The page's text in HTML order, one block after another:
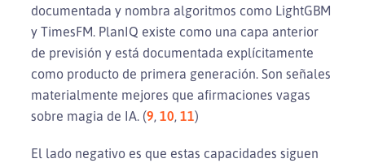
documentada y nombra algoritmos como LightGBM
y TimesFM. PlanIQ existe como una capa anterior
de previsión y está documentada explícitamente
como producto de primera generación. Son señales
materialmente mejores que afirmaciones vagas
sobre magia de IA. (9, 10, 11)
El lado negativo es que estas capacidades siguen